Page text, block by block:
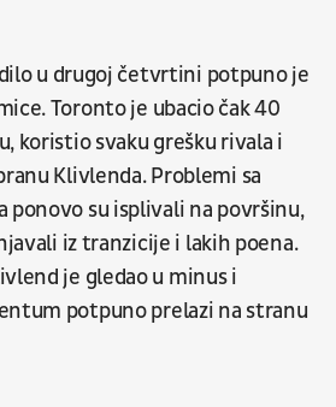
u drugoj četvrtini potpuno je
Toronto je ubacio čak 40
koristio svaku grešku rivala i
Klivlenda. Problemi sa
ponovo su isplivali na površinu,
iz tranzicije i lakih poena.
je gledao u minus i
potpuno prelazi na stranu